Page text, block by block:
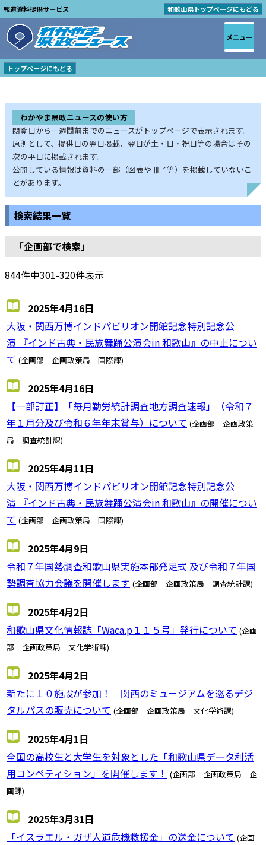
報道資料提供サービス 和歌山県トップページにもどる
トップページにもどる
わかやま県政ニュースの使い方
閲覧日から一週間前までのニュースがトップページで表示されます。
原則として、提供日の翌日掲載、翌日が土・日・祝日等の場合はその
次の平日に掲載されます。
公開している情報は資料の一部（図表や冊子等）を掲載していないこ
とがあります。
検索結果一覧
「企画部で検索」
844件中301-320件表示
2025年4月16日
大阪・関西万博インドパビリオン開館記念特別記念公
演 『インド古典・民族舞踊公演会in 和歌山』の中止につい
て (企画部 企画政策局 国際課)
2025年4月16日
【一部訂正】「毎月勤労統計調査地方調査速報」（令和７
年１月分及び令和６年年末賞与）について (企画部 企画政策
局 調査統計課)
2025年4月11日
大阪・関西万博インドパビリオン開館記念特別記念公
演 『インド古典・民族舞踊公演会in 和歌山』の開催につい
て (企画部 企画政策局 国際課)
2025年4月9日
令和７年国勢調査和歌山県実施本部発足式 及び令和７年国
勢調査協力会議を開催します (企画部 企画政策局 調査統計課)
2025年4月2日
和歌山県文化情報誌「Waca.p１１５号」発行について (企画
部 企画政策局 文化学術課)
2025年4月2日
新たに１０施設が参加！ 関西のミュージアムを巡るデジ
タルパスの販売について (企画部 企画政策局 文化学術課)
2025年4月1日
全国の高校生と大学生を対象とした「和歌山県データ利活
用コンペティション」を開催します！ (企画部 企画政策局 企
画課)
2025年3月31日
「イスラエル・ガザ人道危機救援金」の送金について (企画
メニュー